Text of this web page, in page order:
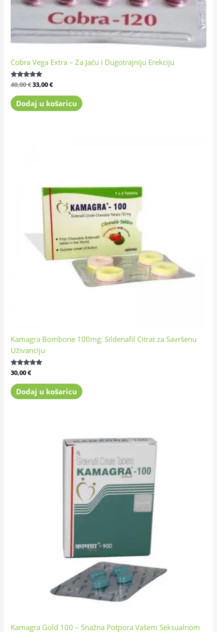
Cobra Vega Extra – Za Jaču i Dugotrajniju Erekciju
Ocijenjeno
4.91
od 5
40,00€33,00€
Dodaj u košaricu
Kamagra Bombone 100mg: Sildenafil Citrat za Savršenu
Uživanciju
Ocijenjeno
4.89
od 5
30,00€
Dodaj u košaricu
Kamagra Gold 100 – Snažna Potpora Vašem Seksualnom